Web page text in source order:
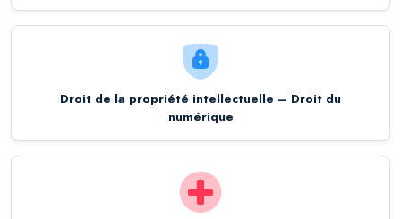
Droit de la propriété intellectuelle – Droit du
numérique